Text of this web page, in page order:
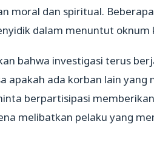
moral dan spiritual.
dalam menuntut oknum
bahwa investigasi terus
apakah ada korban lain
berpartisipasi
melibatkan pelaku yang